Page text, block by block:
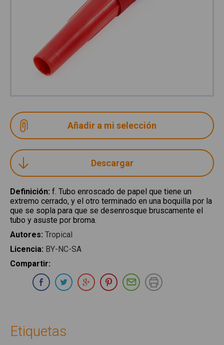
Descargar
Definición: f. Tubo enroscado de papel que tiene un
extremo cerrado, y el otro terminado en una boquilla por la
que se sopla para que se desenrosque bruscamente el
tubo y asuste por broma.
Autores: Tropical
Licencia: BY-NC-SA
Compartir:
Compartir en Whatsapp
Compartir en Facebook
Compartir en Twitter
Compartir en Google Plus
Compartir en Pinterest
Compartir por E-
Etiquetas